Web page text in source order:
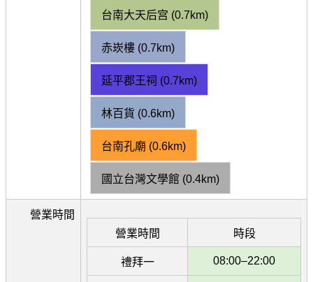
台南大天后宫 (0.7km)
赤崁樓 (0.7km)
延平郡王祠 (0.7km)
林百貨 (0.6km)
台南孔廟 (0.6km)
國立台灣文學館 (0.4km)
營業時間
營業時間
時段
禮拜一 08:00–22:00